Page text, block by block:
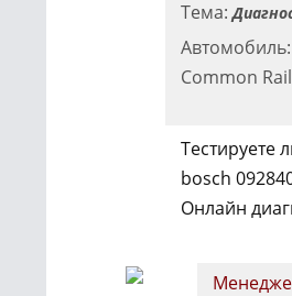
Тема:
Common
Тестируете
bosch
Онлайн